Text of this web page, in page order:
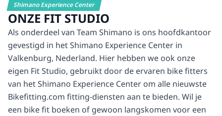
Shimano Experience Center
ONZE FIT STUDIO
Als onderdeel van Team Shimano is ons hoofdkantoor
gevestigd in het Shimano Experience Center in
Valkenburg, Nederland. Hier hebben we ook onze
eigen Fit Studio, gebruikt door de ervaren bike fitters
van het Shimano Experience Center om alle nieuwste
Bikefitting.com fitting-diensten aan te bieden. Wil je
een bike fit boeken of gewoon langskomen voor een